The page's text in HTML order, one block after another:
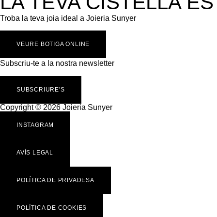
Troba la teva joia ideal a Joieria Sunyer
VEURE BOTIGA ONLINE
Subscriu-te a la nostra newsletter
SUBSCRIURE'S
Copyright © 2026 Joieria Sunyer
INSTAGRAM
AVÍS LEGAL
POLÍTICA DE PRIVADESA
POLÍTICA DE COOKIES